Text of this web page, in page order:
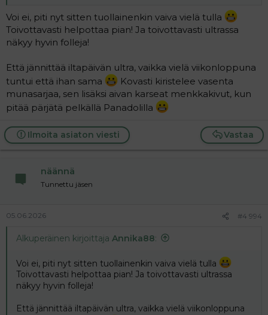
parempaa aikaa. Olen tosi toiveikas että huomenna jo
päätettäisiin punktiopäivä. Kunpa nyt tulis saalista kun en
ihan heti jaksaisi uutta tällaista stimulaatiota
Voi ei, piti nyt sitten tuollainenkin vaiva vielä tulla
Toivottavasti helpottaa pian! Ja toivottavasti ultrassa
näkyy hyvin folleja!
Että jännittää iltapäivän ultra, vaikka vielä viikonloppuna
tuntui että ihan sama
Kovasti kiristelee vasenta
munasarjaa, sen lisäksi aivan karseat menkkakivut, kun
pitää pärjätä pelkällä Panadolilla
Vastaa
Ilmoita asiaton viesti
näännä
Tunnettu jäsen
05.06.2026 #4 994
Alkuperäinen kirjoittaja Annika88:
Voi ei, piti nyt sitten tuollainenkin vaiva vielä tulla
Toivottavasti helpottaa pian! Ja toivottavasti ultrassa
näkyy hyvin folleja!
Että jännittää iltapäivän ultra, vaikka vielä viikonloppuna